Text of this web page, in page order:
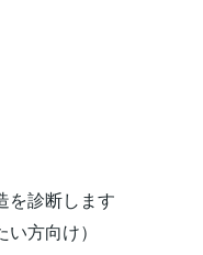
を診断します
方向け）